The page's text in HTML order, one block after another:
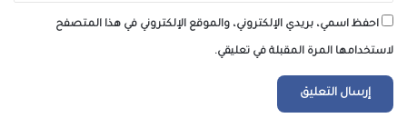
احفظ اسمي، بريدي الإلكتروني، والموقع الإلكتروني في هذا المتصفح
لاستخدامها المرة المقبلة في تعليقي.